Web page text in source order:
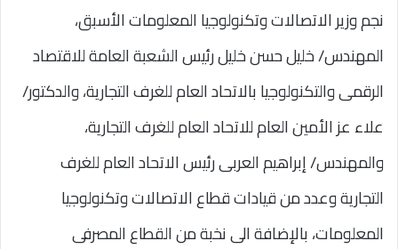
نجم وزير الاتصالات وتكنولوجيا المعلومات الأسبق،
المهندس/ خليل حسن خليل رئيس الشعبة العامة للاقتصاد
الرقمى والتكنولوجيا بالاتحاد العام للغرف التجارية، والدكتور/
علاء عز الأمين العام للاتحاد العام للغرف التجارية،
والمهندس/ إبراهيم العربى رئيس الاتحاد العام للغرف
التجارية وعدد من قيادات قطاع الاتصالات وتكنولوجيا
المعلومات، بالإضافة الى نخبة من القطاع المصرفى